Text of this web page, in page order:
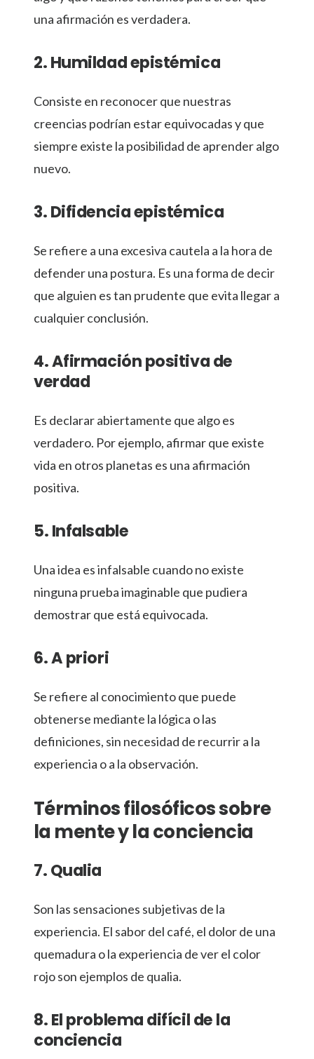
una afirmación es verdadera.
2. Humildad epistémica
Consiste en reconocer que nuestras
creencias podrían estar equivocadas y que
siempre existe la posibilidad de aprender algo
nuevo.
3. Difidencia epistémica
Se refiere a una excesiva cautela a la hora de
defender una postura. Es una forma de decir
que alguien es tan prudente que evita llegar a
cualquier conclusión.
4. Afirmación positiva de
verdad
Es declarar abiertamente que algo es
verdadero. Por ejemplo, afirmar que existe
vida en otros planetas es una afirmación
positiva.
5. Infalsable
Una idea es infalsable cuando no existe
ninguna prueba imaginable que pudiera
demostrar que está equivocada.
6. A priori
Se refiere al conocimiento que puede
obtenerse mediante la lógica o las
definiciones, sin necesidad de recurrir a la
experiencia o a la observación.
Términos filosóficos sobre
la mente y la conciencia
7. Qualia
Son las sensaciones subjetivas de la
experiencia. El sabor del café, el dolor de una
quemadura o la experiencia de ver el color
rojo son ejemplos de qualia.
8. El problema difícil de la
conciencia